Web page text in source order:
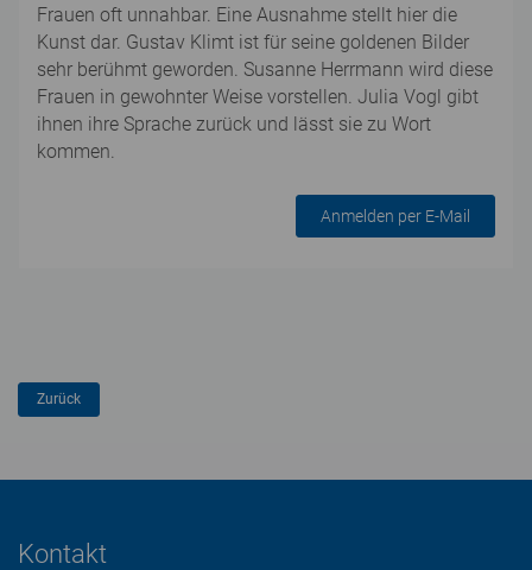
Frauen oft unnahbar. Eine Ausnahme stellt hier die
Kunst dar. Gustav Klimt ist für seine goldenen Bilder
sehr berühmt geworden. Susanne Herrmann wird diese
Frauen in gewohnter Weise vorstellen. Julia Vogl gibt
ihnen ihre Sprache zurück und lässt sie zu Wort
kommen.
Anmelden per E-Mail
Kontakt